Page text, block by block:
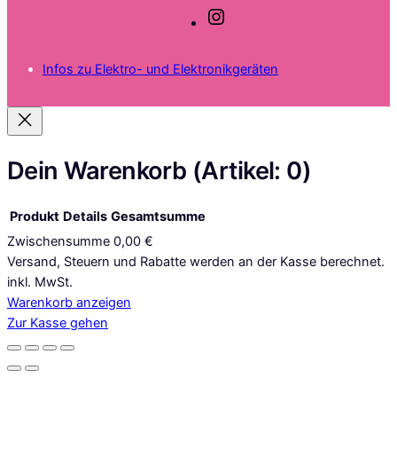
t
m
Infos zu Elektro- und Elektronikgeräten
Dein Warenkorb (Artikel: 0)
Produkte
im
Warenkorb
Produkt Details Gesamtsumme
Zwischensumme 0,00 €
Versand, Steuern und Rabatte werden an der Kasse berechnet.
inkl. MwSt.
Warenkorb anzeigen
Zur Kasse gehen